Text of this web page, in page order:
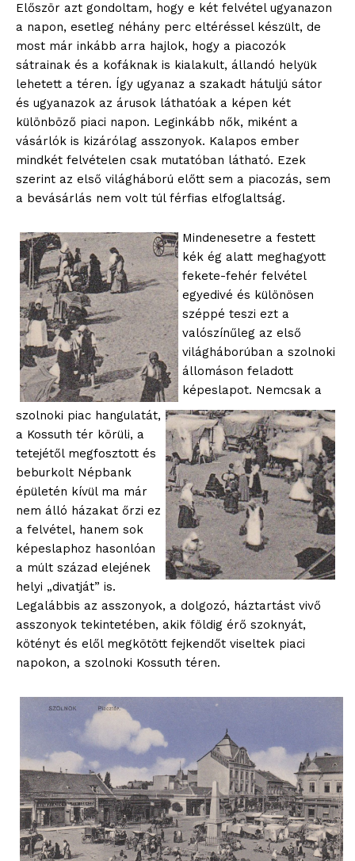
blogSZOLNOK
szubjektív élményportál
Először azt gondoltam, hogy e két felvétel ugyanazon
a napon, esetleg néhány perc eltéréssel készült, de
most már inkább arra hajlok, hogy a piacozók
sátrainak és a kofáknak is kialakult, állandó helyük
lehetett a téren. Így ugyanaz a szakadt hátuljú sátor
és ugyanazok az árusok láthatóak a képen két
különböző piaci napon. Leginkább nők, miként a
vásárlók is kizárólag asszonyok. Kalapos ember
mindkét felvételen csak mutatóban látható. Ezek
szerint az első világháború előtt sem a piacozás, sem
a bevásárlás nem volt túl férfias elfoglaltság.
Mindenesetre a festett
kék ég alatt meghagyott
fekete-fehér felvétel
egyedivé és különösen
széppé teszi ezt a
valószínűleg az első
világháborúban a szolnoki
állomáson feladott
képeslapot. Nemcsak a
szolnoki piac hangulatát,
a Kossuth tér körüli, a
tetejétől megfosztott és
beburkolt Népbank
épületén kívül ma már
nem álló házakat őrzi ez
a felvétel, hanem sok
képeslaphoz hasonlóan
a múlt század elejének
helyi „divatját” is.
Legalábbis az asszonyok, a dolgozó, háztartást vivő
asszonyok tekintetében, akik földig érő szoknyát,
kötényt és elől megkötött fejkendőt viseltek piaci
napokon, a szolnoki Kossuth téren.